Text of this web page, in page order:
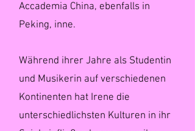
Accademia China, ebenfalls in
Peking, inne.
Während ihrer Jahre als Studentin
und Musikerin auf verschiedenen
Kontinenten hat Irene die
unterschiedlichsten Kulturen in ihr